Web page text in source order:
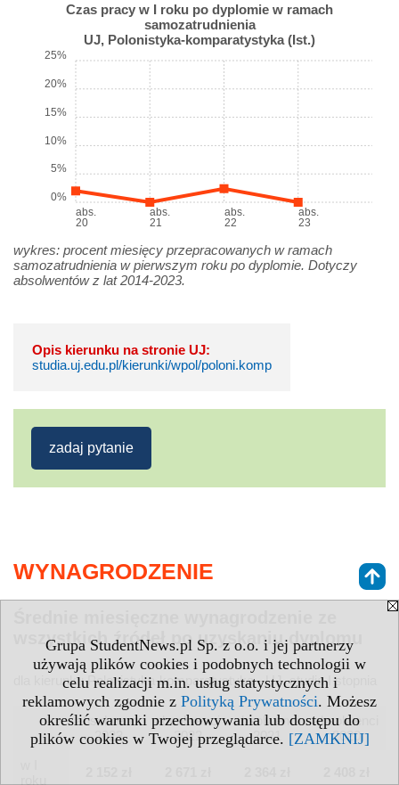
Grupa StudentNews.pl Sp. z o.o. i jej partnerzy
używają plików cookies i podobnych technologii w
celu realizacji m.in. usług statystycznych i
reklamowych zgodnie z Polityką Prywatności. Możesz
określić warunki przechowywania lub dostępu do
plików cookies w Twojej przeglądarce. [ZAMKNIJ]
Czas pracy w I roku po dyplomie w ramach
samozatrudnienia
UJ, Polonistyka-komparatystyka (Ist.)
abs.
20
abs.
21
abs.
22
abs.
23
0%
5%
10%
15%
20%
25%
wykres: procent miesięcy przepracowanych w ramach
samozatrudnienia w pierwszym roku po dyplomie. Dotyczy
absolwentów z lat 2014-2023.
Opis kierunku na stronie UJ:
studia.uj.edu.pl/kierunki/wpol/poloni.komp
zadaj pytanie
WYNAGRODZENIE
wszystkich źródeł po uzyskaniu dyplomu
dla kierunku Polonistyka-komparatystyka - UJ, studia I stopnia
absolwenci
2023
absolwenci
2022
absolwenci
2021
absolwenci
2020